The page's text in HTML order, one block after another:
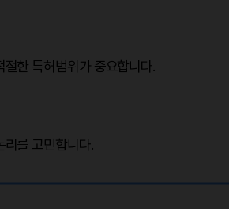
한 특허범위가 중요합니다.
리를 고민합니다.